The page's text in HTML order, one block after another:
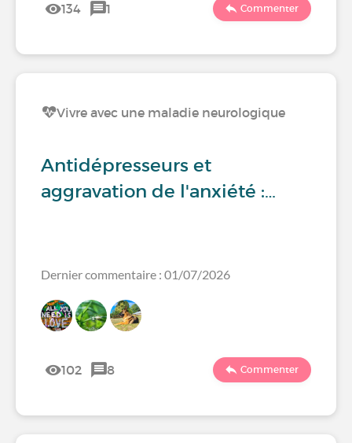
134 1 Commenter
Vivre avec une maladie neurologique
Antidépresseurs et
aggravation de l'anxiété :…
Dernier commentaire : 01/07/2026
102 8 Commenter